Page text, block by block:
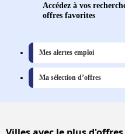
Accédez à vos
offres favorites
Mes alertes emploi
Ma sélection d’offres